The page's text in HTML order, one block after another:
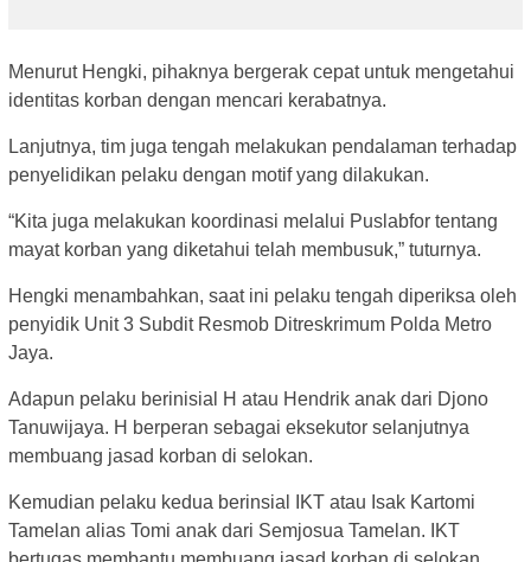
Menurut Hengki, pihaknya bergerak cepat untuk mengetahui
identitas korban dengan mencari kerabatnya.
Lanjutnya, tim juga tengah melakukan pendalaman terhadap
penyelidikan pelaku dengan motif yang dilakukan.
“Kita juga melakukan koordinasi melalui Puslabfor tentang
mayat korban yang diketahui telah membusuk,” tuturnya.
Hengki menambahkan, saat ini pelaku tengah diperiksa oleh
penyidik Unit 3 Subdit Resmob Ditreskrimum Polda Metro
Jaya.
Adapun pelaku berinisial H atau Hendrik anak dari Djono
Tanuwijaya. H berperan sebagai eksekutor selanjutnya
membuang jasad korban di selokan.
Kemudian pelaku kedua berinsial IKT atau Isak Kartomi
Tamelan alias Tomi anak dari Semjosua Tamelan. IKT